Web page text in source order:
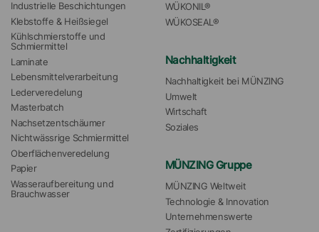
Industrielle Beschichtungen
Klebstoffe & Heißsiegel
Kühlschmierstoffe und
Schmiermittel
Laminate
Lebensmittelverarbeitung
Lederveredelung
Masterbatch
Nachsetzentschäumer
Nichtwässrige Schmiermittel
Oberflächenveredelung
Papier
Wasseraufbereitung und
Brauchwasser
WÜKONIL®
WÜKOSEAL®
Nachhaltigkeit
Nachhaltigkeit bei MÜNZING
Umwelt
Wirtschaft
Soziales
MÜNZING Gruppe
MÜNZING Weltweit
Technologie & Innovation
Unternehmenswerte